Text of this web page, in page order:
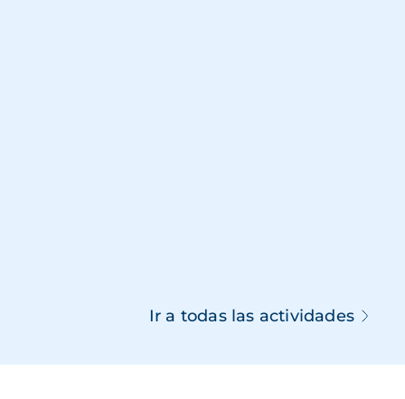
Ir a todas las actividades